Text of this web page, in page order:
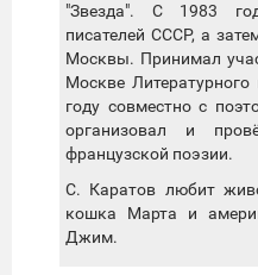
"Звезда". С 1983
писателей СССР, а
Москвы. Принимал
Москве
году совместно с
организовал и
французской поэзии.
С. Каратов любит
кошка Марта и
Джим.